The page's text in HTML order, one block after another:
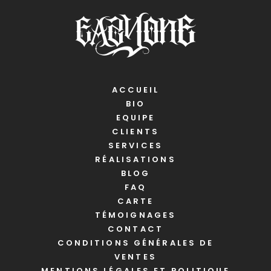
ACCUEIL
BIO
EQUIPE
CLIENTS
SERVICES
RÉALISATIONS
BLOG
FAQ
CARTE
TÉMOIGNAGES
CONTACT
CONDITIONS GÉNÉRALES DE
VENTES